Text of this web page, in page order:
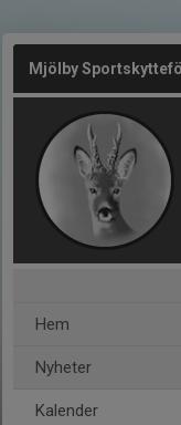
Mjölby
Hem
Nyheter
Kalender